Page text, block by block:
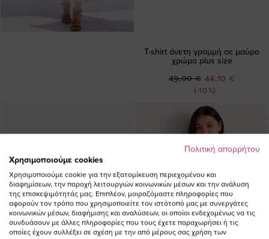
T-shirt άνετη γραμμή σε μαύρο
χρώμα plus size
(-10%)
Ειδική
Τιμή
44,10 €
49,00 €
Πολιτική απορρήτου
Χρησιμοποιούμε cookies
Χρησιμοποιούμε cookie για την εξατομίκευση περιεχομένου και
διαφημίσεων, την παροχή λειτουργιών κοινωνικών μέσων και την ανάλυση
της επισκεψιμότητάς μας. Επιπλέον, μοιραζόμαστε πληροφορίες που
αφορούν τον τρόπο που χρησιμοποιείτε τον ιστότοπό μας με συνεργάτες
κοινωνικών μέσων, διαφήμισης και αναλύσεων, οι οποίοι ενδεχομένως να τις
συνδυάσουν με άλλες πληροφορίες που τους έχετε παραχωρήσει ή τις
οποίες έχουν συλλέξει σε σχέση με την από μέρους σας χρήση των